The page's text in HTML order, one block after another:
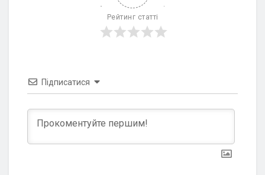
Рейтинг статті
Підписатися